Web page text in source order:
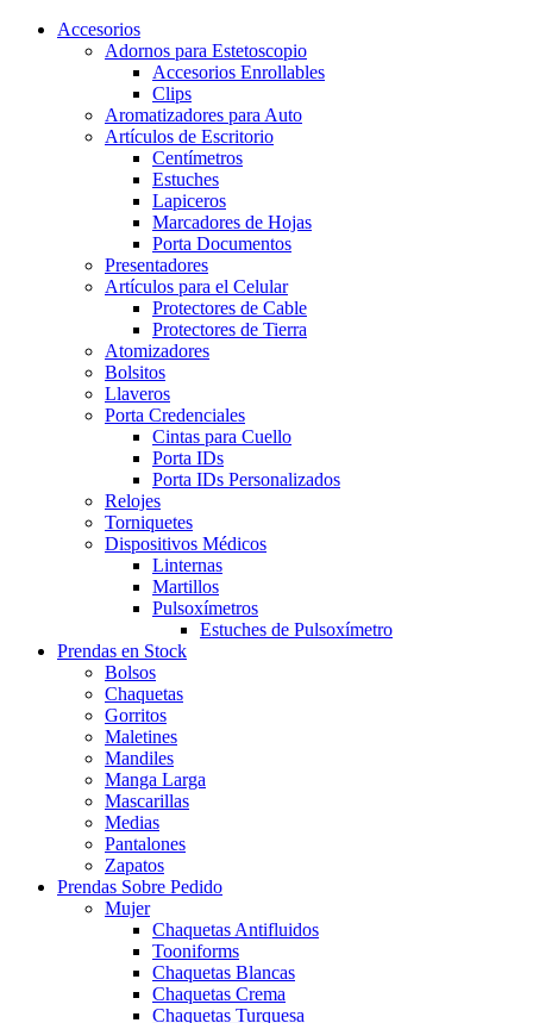
Accesorios
Adornos para Estetoscopio
Accesorios Enrollables
Clips
Aromatizadores para Auto
Artículos de Escritorio
Centímetros
Estuches
Lapiceros
Marcadores de Hojas
Porta Documentos
Presentadores
Artículos para el Celular
Protectores de Cable
Protectores de Tierra
Atomizadores
Bolsitos
Llaveros
Porta Credenciales
Cintas para Cuello
Porta IDs
Porta IDs Personalizados
Relojes
Torniquetes
Dispositivos Médicos
Linternas
Martillos
Pulsoxímetros
Estuches de Pulsoxímetro
Prendas en Stock
Bolsos
Chaquetas
Gorritos
Maletines
Mandiles
Manga Larga
Mascarillas
Medias
Pantalones
Zapatos
Prendas Sobre Pedido
Mujer
Chaquetas Antifluidos
Tooniforms
Chaquetas Blancas
Chaquetas Crema
Chaquetas Turquesa